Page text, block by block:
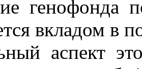
генофонда
вкладом в
аспект